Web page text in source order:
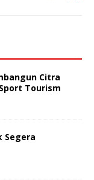
Citra
Tourism
Segera